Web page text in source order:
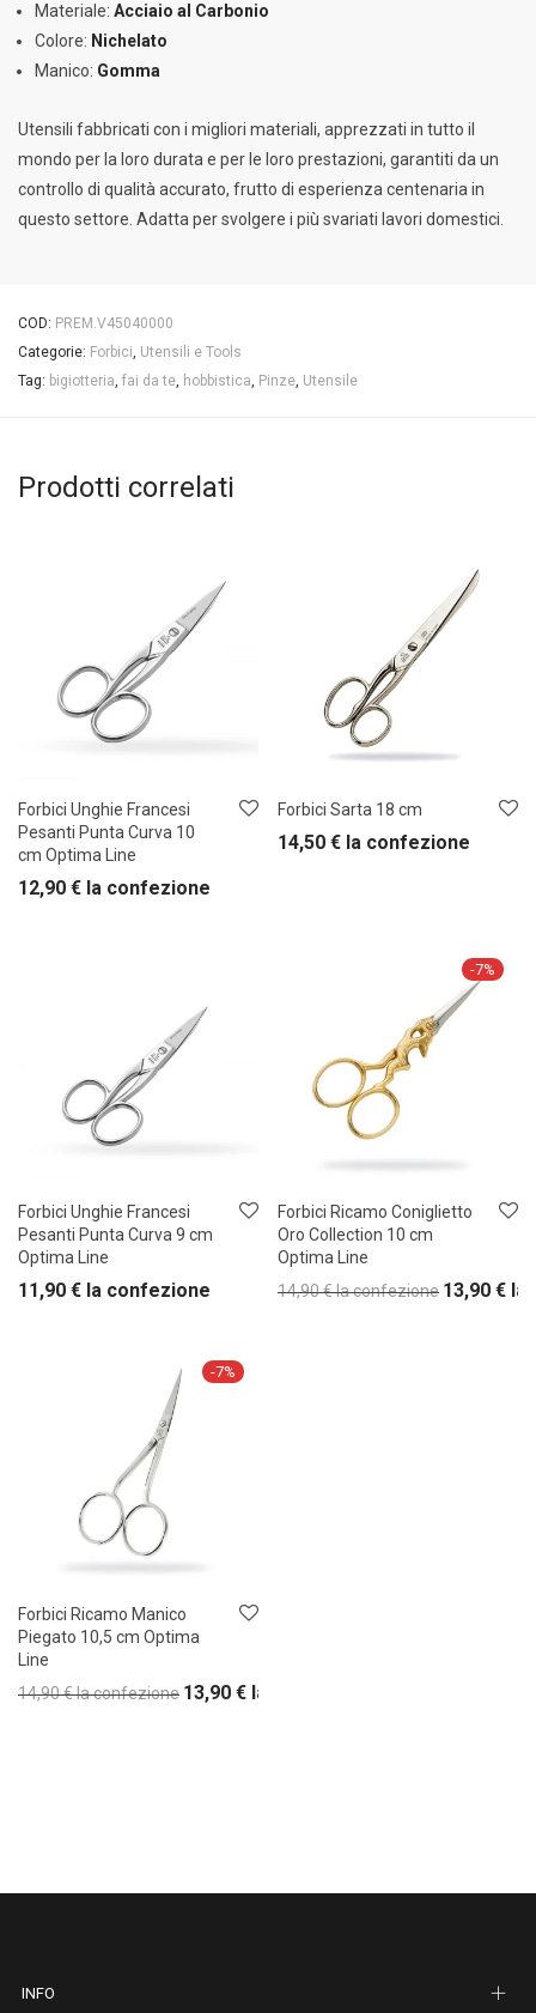
Materiale: Acciaio al Carbonio
Colore: Nichelato
Manico: Gomma
Utensili fabbricati con i migliori materiali, apprezzati in tutto il
mondo per la loro durata e per le loro prestazioni, garantiti da un
controllo di qualità accurato, frutto di esperienza centenaria in
questo settore. Adatta per svolgere i più svariati lavori domestici.
COD: PREM.V45040000
Categorie: Forbici, Utensili e Tools
Tag: bigiotteria, fai da te, hobbistica, Pinze, Utensile
Prodotti correlati
Forbici Unghie Francesi
Pesanti Punta Curva 10
cm Optima Line
12,90 € la confezione
Forbici Sarta 18 cm
14,50 € la confezione
Forbici Unghie Francesi
Pesanti Punta Curva 9 cm
Optima Line
11,90 € la confezione
-7%
Forbici Ricamo Coniglietto
Oro Collection 10 cm
Optima Line
14,90€la confezione 13,90 € la
-7%
Forbici Ricamo Manico
Piegato 10,5 cm Optima
Line
14,90€la confezione 13,90 € la confezione
INFO